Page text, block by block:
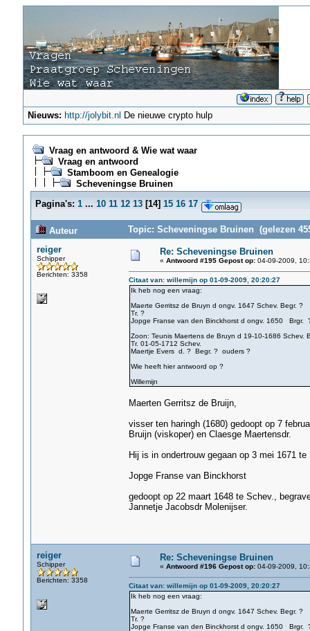
Nieuws: http://jolybit.nl De nieuwe crypto hulp
Vraag en antwoord & Wie wat waar
Vraag en antwoord
Stamboom en Genealogie
Scheveningse Bruinen
Pagina's: 1 ... 10 11 12 13[14] 15 16 17
Auteur
Topic: Scheveningse Bruinen (gelezen
reiger
Schipper
Berichten: 3358
Re: Scheveningse Bruinen
« Antwoord #195 Gepost op:04-09-2009,
Citaat van: willemijn op 01-09-2009, 20:20:27
Ik heb nog een vraag:
Maerte Gerritsz de Bruyn d ongv. 1647 Schev. Begr. ?
Tr. ?
Jopge Franse van den Binckhorst d ongv. 1650 Brgr.
Zoon: Teunis Maertens de Bruyn d 19-10-1686 Schev.
Tr. 01-05-1712 Schev.
Maertje Evers d. ? Begr. ? ouders ?
Wie heeft hier antwoord op ?
Willemijn
Maerten Gerritsz de Bruijn,
visser ten haringh (1680) gedoopt op 7
Bruijn (viskoper) en Claesge Maertensdr.
Hij is in ondertrouw gegaan op 3 mei 1671
Jopge Franse van Binckhorst
gedoopt op 22 maart 1648 te Schev.,
Jannetje Jacobsdr Molenijser.
reiger
Schipper
Berichten: 3358
Re: Scheveningse Bruinen
« Antwoord #196 Gepost op:04-09-2009,
Citaat van: willemijn op 01-09-2009, 20:20:27
Ik heb nog een vraag:
Maerte Gerritsz de Bruyn d ongv. 1647 Schev. Begr. ?
Tr. ?
Jopge Franse van den Binckhorst d ongv. 1650 Brgr.